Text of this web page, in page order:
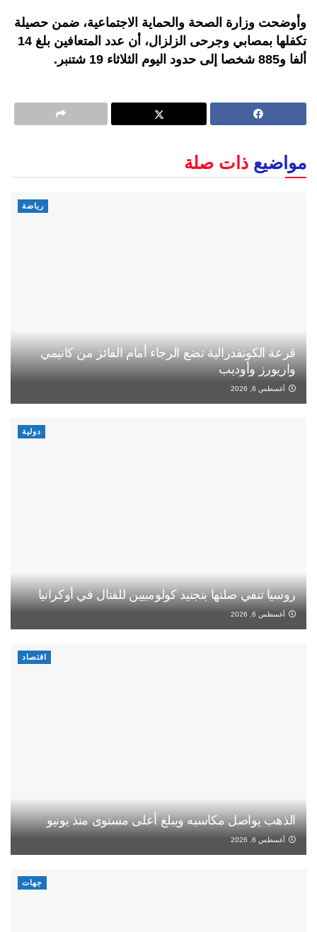
وأوضحت وزارة الصحة والحماية الاجتماعية، ضمن حصيلة
تكفلها بمصابي وجرحى الزلزال، أن عدد المتعافين بلغ 14
ألفا و885 شخصا إلى حدود اليوم الثلاثاء 19 شتنبر.
مواضيع ذات صلة
رياضة
قرعة الكونفدرالية تضع الرجاء أمام الفائز من كانيمي
واريورز وأوديب
أغسطس 6, 2026
دولية
روسيا تنفي صلتها بتجنيد كولومبيين للقتال في أوكرانيا
أغسطس 6, 2026
اقتصاد
الذهب يواصل مكاسبه ويبلغ أعلى مستوى منذ يونيو
أغسطس 6, 2026
جهات